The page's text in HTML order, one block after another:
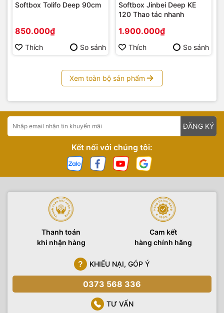
Softbox Tolifo Deep 90cm
850.000₫
Thích So sánh
Softbox Jinbei Deep KE
120 Thao tác nhanh
1.900.000₫
Thích So sánh
Xem toàn bộ sản phẩm
ĐĂNG KÝ
Kết nối với chúng tôi:
Thanh toán
khi nhận hàng
Cam kết
hàng chính hãng
KHIẾU NẠI, GÓP Ý
0373 568 336
TƯ VẤN